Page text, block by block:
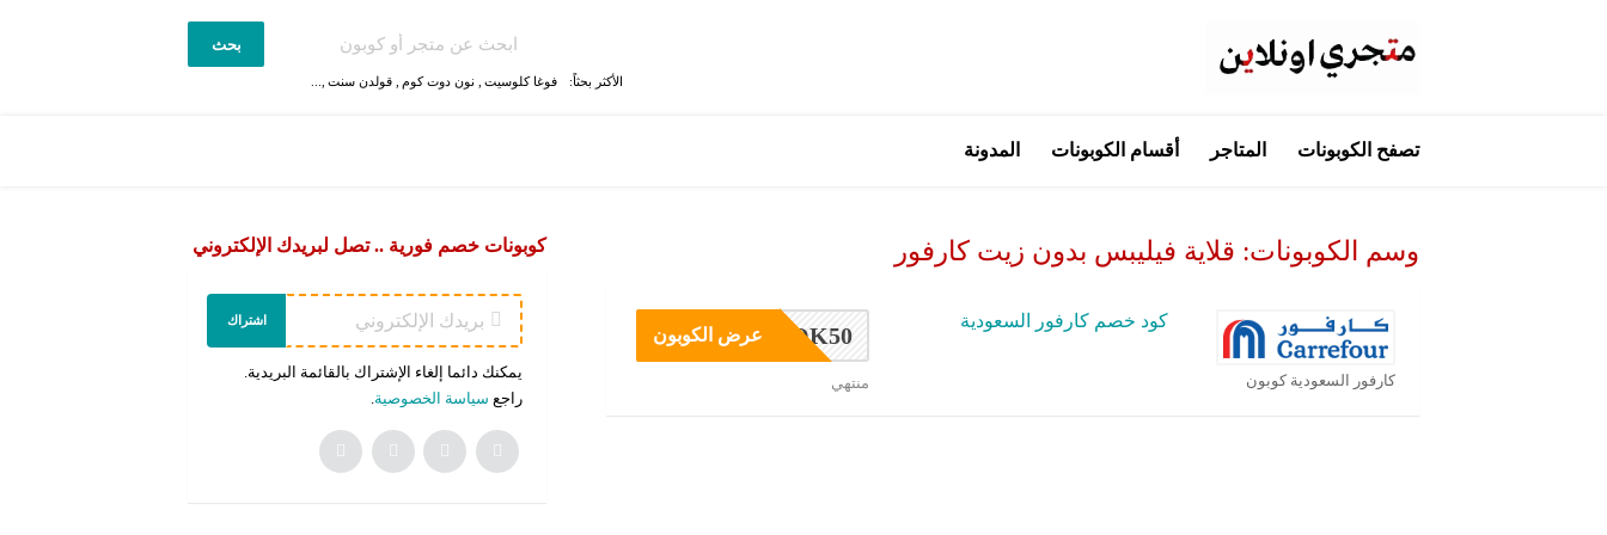
بحث
الأكثر بحثاً: فوغا كلوسيت نون دوت كوم قولدن سنت
إلى
تصفح الكوبونات المتاجر أقسام الكوبونات المدونة
وسم الكوبونات: قلاية فيليبس بدون زيت كارفور
كارفور السعودية كوبون
كود خصم كارفور السعودية
OK50 عرض الكوبون
منتهي
كوبونات خصم فورية .. تصل لبريدك الإلكتروني
اشتراك
يمكنك دائما إلغاء الإشتراك بالقائمة البريدية.
راجع سياسة الخصوصية